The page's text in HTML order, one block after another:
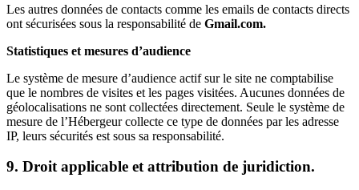
Les autres données de contacts comme les emails de contacts directs
ont sécurisées sous la responsabilité de Gmail.com.
Statistiques et mesures d’audience
Le système de mesure d’audience actif sur le site ne comptabilise
que le nombres de visites et les pages visitées. Aucunes données de
géolocalisations ne sont collectées directement. Seule le système de
mesure de l’Hébergeur collecte ce type de données par les adresse
IP, leurs sécurités est sous sa responsabilité.
9. Droit applicable et attribution de juridiction.